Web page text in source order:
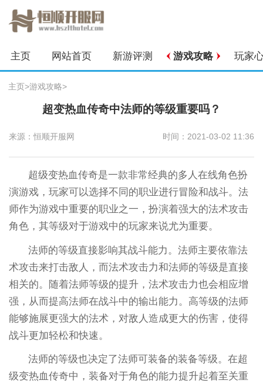
主页 网站首页 新游评测 游戏攻略 玩家
主页>游戏攻略>
超变热血传奇中法师的等级重要吗？
来源：恒顺开服网 时间：2021-03-02 11:36
超级变热血传奇是一款非常经典的多人在线角色扮
演游戏，玩家可以选择不同的职业进行冒险和战斗。法
师作为游戏中重要的职业之一，扮演着强大的法术攻击
角色，其等级对于游戏中的玩家来说尤为重要。
法师的等级直接影响其战斗能力。法师主要依靠法
术攻击来打击敌人，而法术攻击力和法师的等级是直接
相关的。随着法师等级的提升，法术攻击力也会相应增
强，从而提高法师在战斗中的输出能力。高等级的法师
能够施展更强大的法术，对敌人造成更大的伤害，使得
战斗更加轻松和快速。
法师的等级也决定了法师可装备的装备等级。在超
级变热血传奇中，装备对于角色的能力提升起着至关重